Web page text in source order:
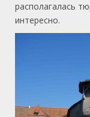
располагалась
интересно.